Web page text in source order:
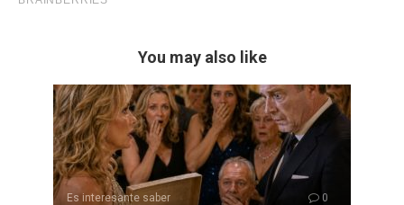
You may also like
Es interesante saber 0